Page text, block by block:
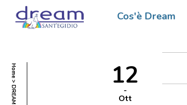
Cos'è Dream
Home
DREAM
12
Ott